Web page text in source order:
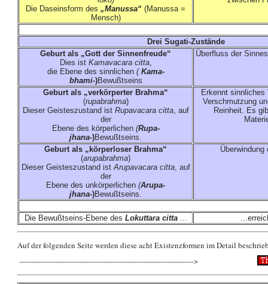
Die Daseinsform des „Manussa“ (Manussa =
Mensch)
Drei Sugati-Zustände
Geburt als „Gott der Sinnenfreude“
Dies ist Kamavacara citta,
die Ebene des sinnlichen ( Kama-
bhami-)Bewußtseins
Überfluss der
Geburt als „verkörperter Brahma“
(rupabrahma)
Dieser Geisteszustand ist Rupavacara citta, auf
der
Ebene des körperlichen (Rupa-
jhana-)Bewußtseins.
Erkennt sinnliches
Verschmutzung
Reinheit. Es
Geburt als „körperloser Brahma“
(arupabrahma)
Dieser Geisteszustand istArupavacara citta, auf
der
Ebene des unkörperlichen (Arupa-
jhana-)Bewußtseins.
Überwindung
Die Bewußtseins-Ebene des Lokuttara citta...
Auf der folgenden Seite werden diese acht Existenzformen im Detail
------------------------------------------------------------------------->